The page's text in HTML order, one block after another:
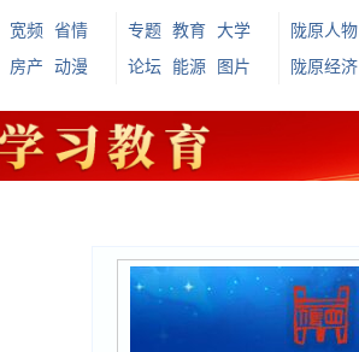
宽频 省情
房产 动漫
专题 教育 大学
论坛
能源 图片
陇原人物
陇原经济